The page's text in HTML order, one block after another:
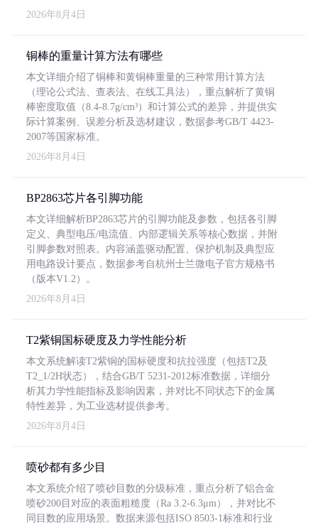
2026年8月4日
铜棒的重量计算方法有哪些
本文详细介绍了铜棒和黄铜棒重量的三种常用计算方法
（理论公式法、查表法、在线工具法），重点解析了黄铜
棒密度取值（8.4-8.7g/cm³）和计算公式的差异，并提供实
际计算案例、误差分析及选材建议，数据参考GB/T 4423-
2007等国家标准。
2026年8月4日
BP2863芯片各引脚功能
本文详细解析BP2863芯片的引脚功能及参数，包括各引脚
定义、典型电压/电流值、内部逻辑关系等核心数据，并附
引脚参数对照表。内容涵盖驱动配置、保护机制及典型应
用电路设计要点，数据参考自杭州士兰微电子官方规格书
（版本V1.2）。
2026年8月4日
T2紫铜国标硬度及力学性能分析
本文系统解读T2紫铜的国标硬度和抗拉强度（包括T2及
T2_1/2H状态），结合GB/T 5231-2012标准数据，详细分
析其力学性能指标及影响因素，并对比不同状态下的金属
特性差异，为工业选材提供参考。
2026年8月4日
喷砂都有多少目
本文系统介绍了喷砂目数的分级标准，重点分析了铝合金
喷砂200目对应的表面粗糙度（Ra 3.2-6.3μm），并对比不
同目数的应用场景。数据来源包括ISO 8503-1标准和行业